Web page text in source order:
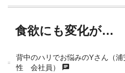
食欲にも変化が…
背中のハリでお悩みのYさん（
性 会社員）
chat